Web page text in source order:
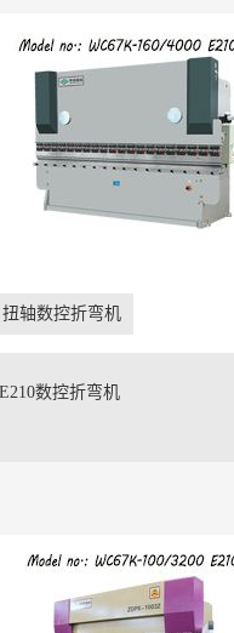
扭轴数控折弯机
E210数控折弯机